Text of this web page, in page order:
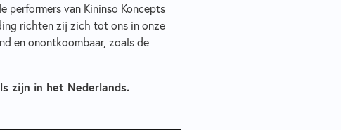
performers van Kininso Koncepts
richten zij zich tot ons in onze
en onontkoombaar, zoals de
zijn in het Nederlands.